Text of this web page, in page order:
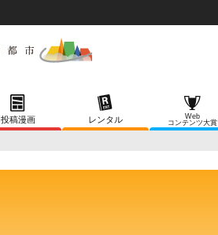
投稿漫画 レンタル
Web
コンテンツ大賞